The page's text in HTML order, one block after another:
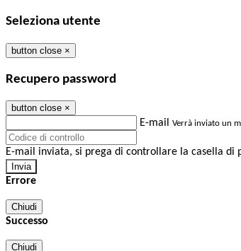
Seleziona utente
button close ×
Recupero password
button close ×
E-mail Verrà inviato un
E-mail inviata, si prega di controllare la casella di
Errore
Chiudi
Successo
Chiudi